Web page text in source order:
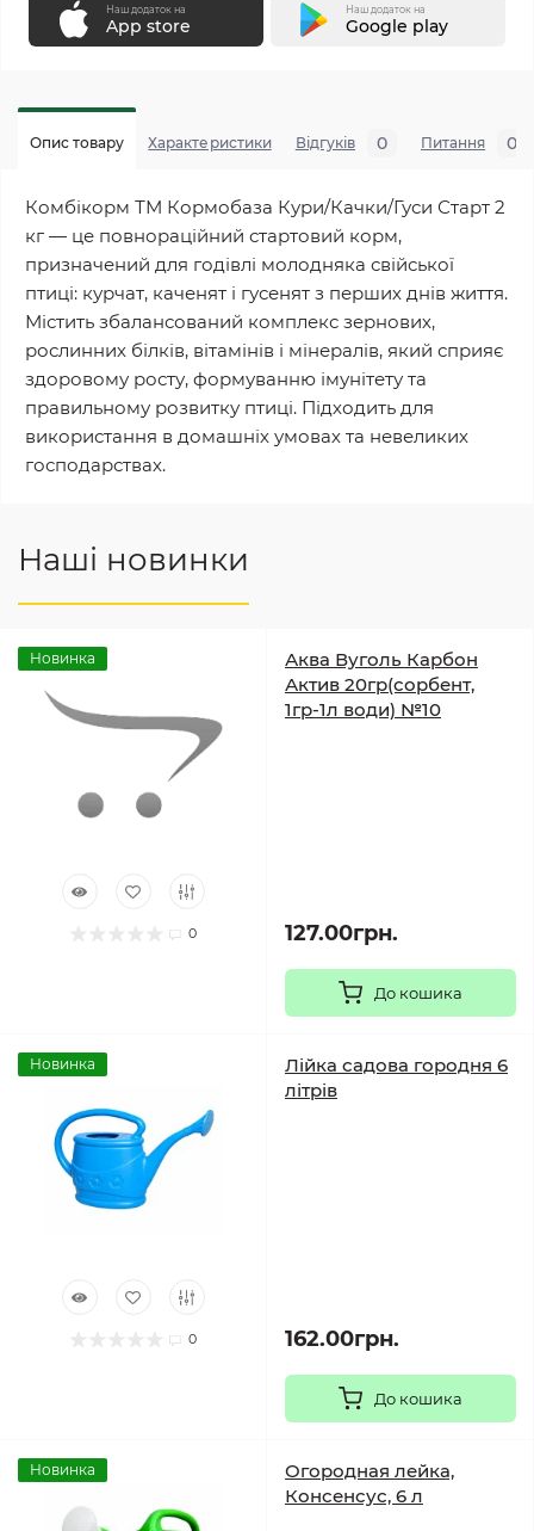
Наш додаток на
App store
Наш додаток на
Google play
Опис товару Характеристики Відгуків 0 Питання 0
Комбікорм ТМ Кормобаза Кури/Качки/Гуси Старт 2
кг — це повнораційний стартовий корм,
призначений для годівлі молодняка свійської
птиці: курчат, каченят і гусенят з перших днів життя.
Містить збалансований комплекс зернових,
рослинних білків, вітамінів і мінералів, який сприяє
здоровому росту, формуванню імунітету та
правильному розвитку птиці. Підходить для
використання в домашніх умовах та невеликих
господарствах.
Наші новинки
Новинка
0
Аква Вуголь Карбон
Актив 20гр(сорбент,
1гр-1л води) №10
127.00грн.
До кошика
Новинка
0
Лійка садова городня 6
літрів
162.00грн.
До кошика
Новинка
Огородная лейка,
Консенсус, 6 л